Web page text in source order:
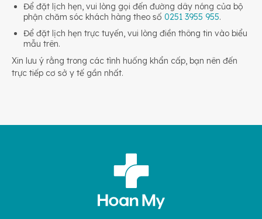
Để đặt lịch hẹn, vui lòng gọi đến đường dây nóng của bộ
phận chăm sóc khách hàng theo số 0251 3955 955.
Để đặt lịch hẹn trực tuyến, vui lòng điền thông tin vào biểu
mẫu trên.
Xin lưu ý rằng trong các tình huống khẩn cấp, bạn nên đến
trực tiếp cơ sở y tế gần nhất.